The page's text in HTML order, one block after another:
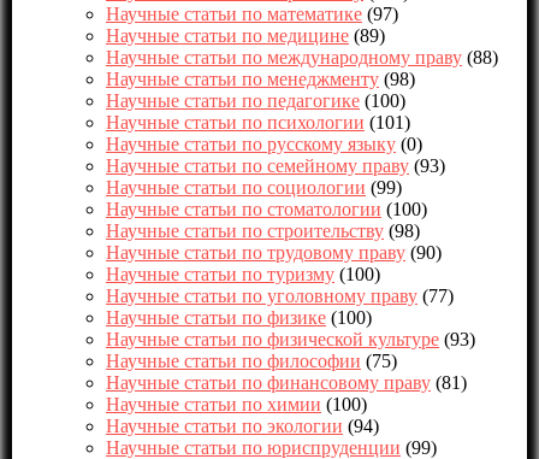
Научные статьи по математике (97)
Научные статьи по медицине (89)
Научные статьи по международному праву (88)
Научные статьи по менеджменту (98)
Научные статьи по педагогике (100)
Научные статьи по психологии (101)
Научные статьи по русскому языку (0)
Научные статьи по семейному праву (93)
Научные статьи по социологии (99)
Научные статьи по стоматологии (100)
Научные статьи по строительству (98)
Научные статьи по трудовому праву (90)
Научные статьи по туризму (100)
Научные статьи по уголовному праву (77)
Научные статьи по физике (100)
Научные статьи по физической культуре (93)
Научные статьи по философии (75)
Научные статьи по финансовому праву (81)
Научные статьи по химии (100)
Научные статьи по экологии (94)
Научные статьи по юриспруденции (99)